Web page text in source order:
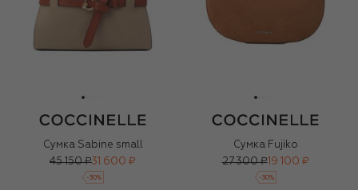
Сумка Sabine small
45 150 ₽31 600 ₽
-30%
Сумка Fujiko
27 300 ₽19 100 ₽
-30%